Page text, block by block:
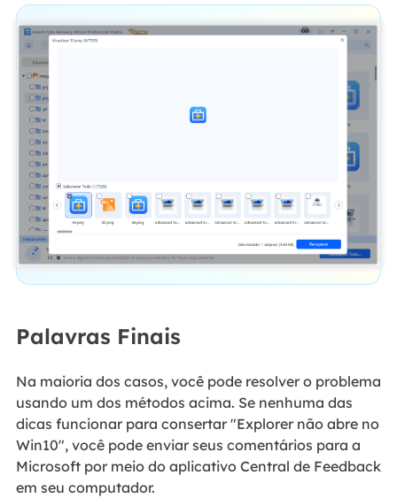
Palavras Finais
Na maioria dos casos, você pode resolver o problema
usando um dos métodos acima. Se nenhuma das
dicas funcionar para consertar "Explorer não abre no
Win10", você pode enviar seus comentários para a
Microsoft por meio do aplicativo Central de Feedback
em seu computador.